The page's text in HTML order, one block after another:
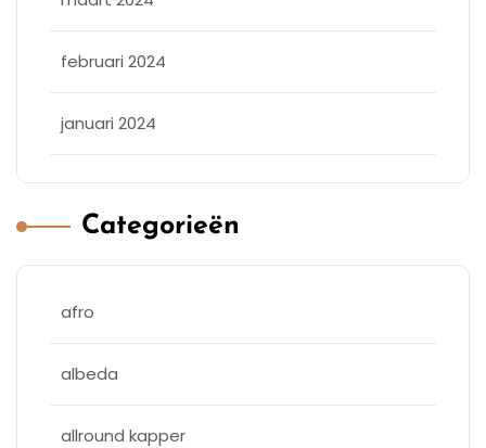
februari 2024
januari 2024
Categorieën
afro
albeda
allround kapper